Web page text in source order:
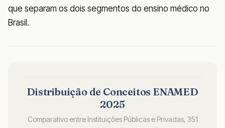
que separam os dois segmentos do ensino médico no
Brasil.
Distribuição de Conceitos ENAMED
2025
Comparativo entre Instituições Públicas e Privadas, 351